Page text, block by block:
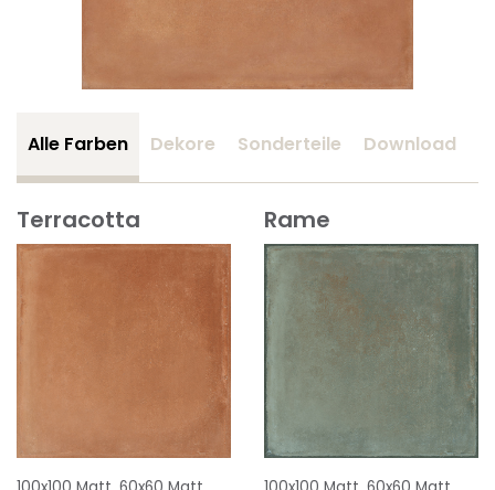
Alle Farben Dekore Sonderteile Download
Terracotta Rame